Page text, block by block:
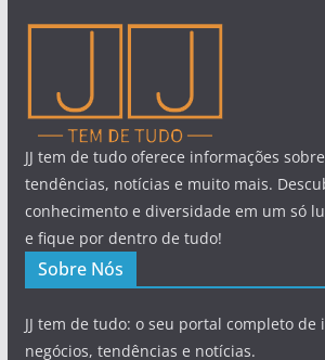
JJ tem de tudo oferece informações
tendências, notícias e muito mais.
conhecimento e diversidade em um só
e fique por dentro de tudo!
Sobre Nós
JJ tem de tudo: o seu portal completo de
negócios, tendências e notícias.